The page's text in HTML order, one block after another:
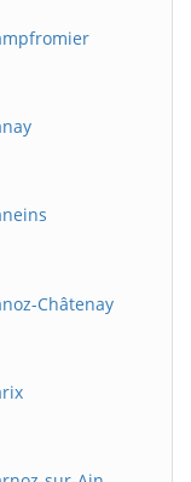
Châtenay